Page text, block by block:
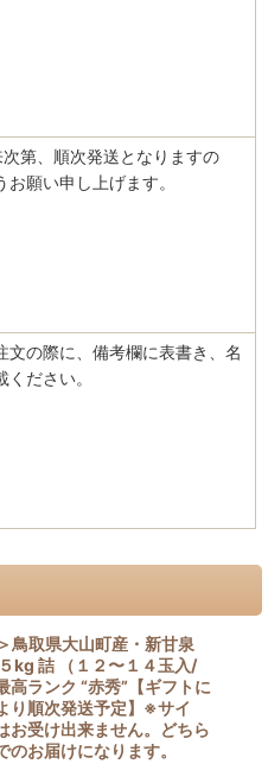
第、順次発送となりますの
願い申し上げます。
文の際に、備考欄に表書き、名
ださい。
鳥取県大山町産・新甘泉
kg 詰 （１２〜１４玉入/
高ランク “赤秀”【ギフトに
り順次発送予定】※サイ
お受け出来ません。どちら
お届けになります。